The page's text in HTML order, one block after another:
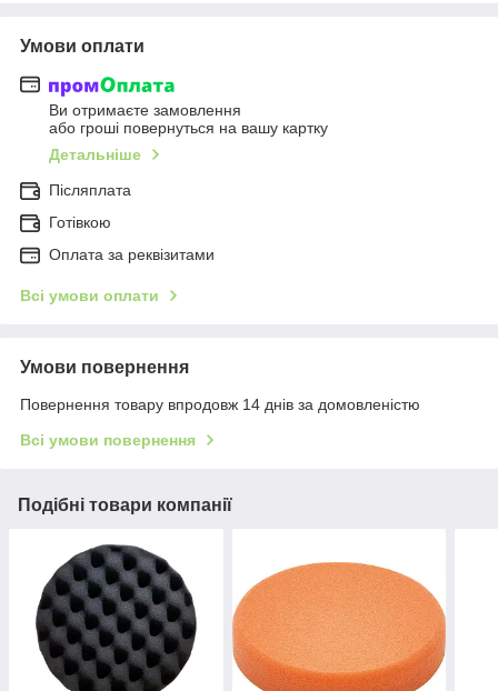
Умови оплати
Ви отримаєте замовлення
або гроші повернуться на вашу картку
Детальніше
Післяплата
Готівкою
Оплата за реквізитами
Всі умови оплати
Умови повернення
Повернення товару впродовж 14 днів за домовленістю
Всі умови повернення
Подібні товари компанії